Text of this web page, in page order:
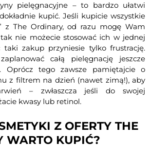
pielęgnacyjne – to bardzo ułatwi
kupić. Jeśli kupicie wszystkie
z The Ordinary, od razu mogę Wam
nie możecie stosować ich w jednej
taki zakup przyniesie tylko frustrację.
całą pielęgnację jeszcze
Oprócz tego zawsze pamiętajcie o
z filtrem na dzień (nawet zimą!), aby
– zwłaszcza jeśli do swojej
kwasy lub retinol.
Z OFERTY THE
WARTO KUPIĆ?